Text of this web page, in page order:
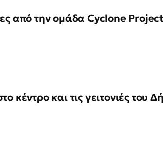
από την ομάδα Cyclone
και τις γειτονιές του